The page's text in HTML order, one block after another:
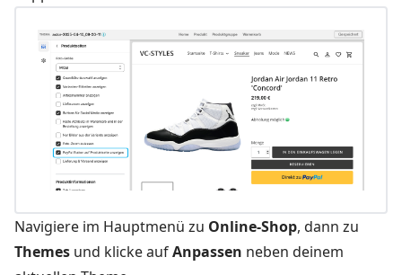
Navigiere im Hauptmenü zu Online-Shop, dann zu
Themes und klicke aufAnpassen neben deinem